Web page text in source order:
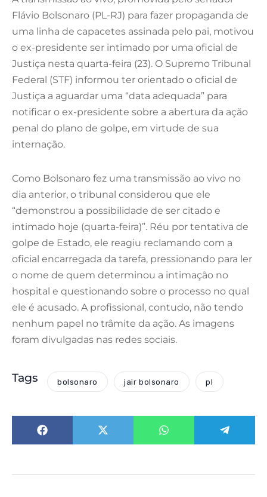
Flávio Bolsonaro (PL-RJ) para fazer propaganda de
uma linha de capacetes assinada pelo pai, motivou
o ex-presidente ser intimado por uma oficial de
Justiça nesta quarta-feira (23). O Supremo Tribunal
Federal (STF) informou ter orientado o oficial de
Justiça a aguardar uma “data adequada” para
notificar o ex-presidente sobre a abertura da ação
penal do plano de golpe, em virtude de sua
internação.
Como Bolsonaro fez uma transmissão ao vivo no
dia anterior, o tribunal considerou que ele
“demonstrou a possibilidade de ser citado e
intimado hoje (quarta-feira)”. Réu por tentativa de
golpe de Estado, ele reagiu reclamando com a
oficial encarregada da tarefa, pressionando para ler
o nome de quem determinou a intimação no
hospital e questionando sobre o processo no qual
ele é acusado. A profissional, contudo, não tendo
nenhum papel no trâmite da ação. As imagens
foram divulgadas nas redes sociais.
Tags bolsonaro jair bolsonaro pl